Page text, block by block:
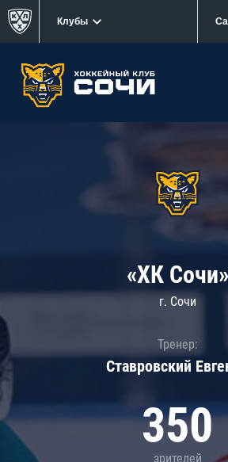
Клубы
«ХК Сочи»
г. Сочи
Тренер:
Ставровский
350
зрителей